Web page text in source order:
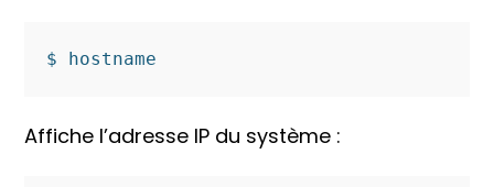
Affiche l’adresse IP du système :